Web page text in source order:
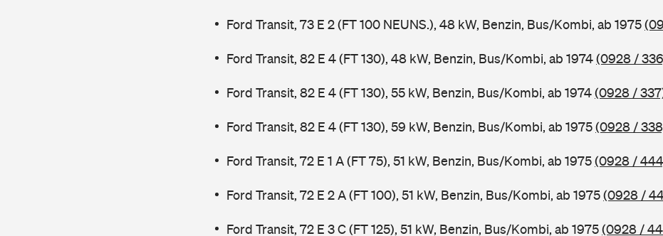
Ford Transit, 73 E 2 (FT 100 NEUNS.), 48 kW, Benzin, Bus/Kombi, ab 1975
Ford Transit, 82 E 4 (FT 130), 48 kW, Benzin, Bus/Kombi, ab 1974(0928 /
Ford Transit, 82 E 4 (FT 130), 55 kW, Benzin, Bus/Kombi, ab 1974(0928 /
Ford Transit, 82 E 4 (FT 130), 59 kW, Benzin, Bus/Kombi, ab 1975(0928 /
Ford Transit, 72 E 1 A (FT 75), 51 kW, Benzin, Bus/Kombi, ab 1975(0928 /
Ford Transit, 72 E 2 A (FT 100), 51 kW, Benzin, Bus/Kombi, ab 1975(0928 /
Ford Transit, 72 E 3 C (FT 125), 51 kW, Benzin, Bus/Kombi, ab 1975(0928 /